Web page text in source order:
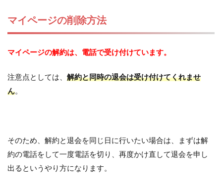
マイページの削除方法
マイページの解約は、電話で受け付けています。
注意点としては、 解約と同時の退会は受け付けてくれませ
ん。
そのため、解約と退会を同じ日に行いたい場合は、まずは解
約の電話をして一度電話を切り、再度かけ直して退会を申し
出るというやり方になります。